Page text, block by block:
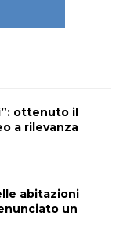
ottenuto il
a rilevanza
abitazioni
un